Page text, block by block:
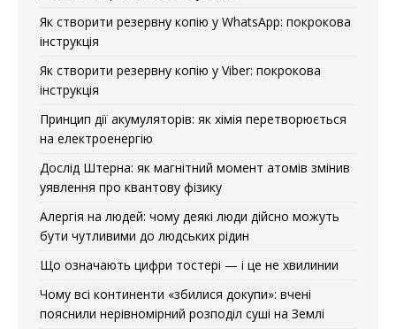
Як створити резервну копію у WhatsApp: покрокова
інструкція
Як створити резервну копію у Viber: покрокова
інструкція
Принцип дії акумуляторів: як хімія перетворюється
на електроенергію
Дослід Штерна: як магнітний момент атомів змінив
уявлення про квантову фізику
Алергія на людей: чому деякі люди дійсно можуть
бути чутливими до людських рідин
Що означають цифри тостері — і це не хвилинии
Чому всі континенти «збилися докупи»: вчені
пояснили нерівномірний розподіл суші на Землі